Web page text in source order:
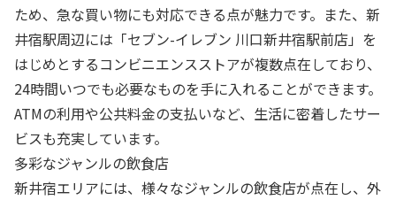
ため、急な買い物にも対応できる点が魅力です。また、新
井宿駅周辺には「セブン-イレブン 川口新井宿駅前店」を
はじめとするコンビニエンスストアが複数点在しており、
24時間いつでも必要なものを手に入れることができます。
ATMの利用や公共料金の支払いなど、生活に密着したサー
ビスも充実しています。
多彩なジャンルの飲食店
新井宿エリアには、様々なジャンルの飲食店が点在し、外